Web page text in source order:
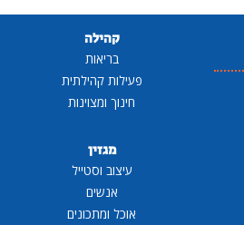
קהילה
בריאות
פעילות קהילתית
חינוך ומצוינות
מגזין
עיצוב וסטייל
אנשים
אוכל ומתכונים